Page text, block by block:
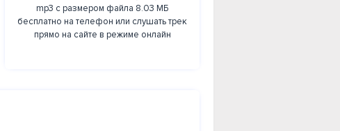
mp3 с размером файла 8.03 МБ
бесплатно на телефон или слушать трек
прямо на сайте в режиме онлайн